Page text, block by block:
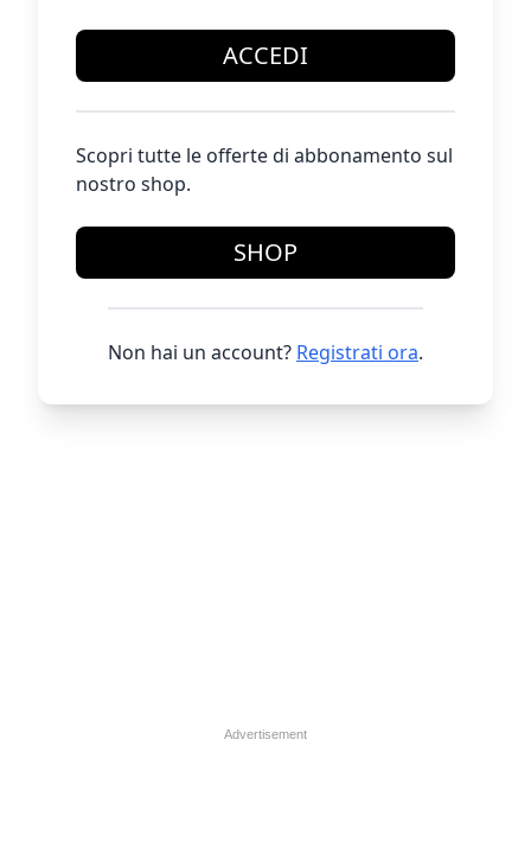
ACCEDI
Scopri tutte le offerte di abbonamento sul
nostro shop.
SHOP
Non hai un account? Registrati ora.